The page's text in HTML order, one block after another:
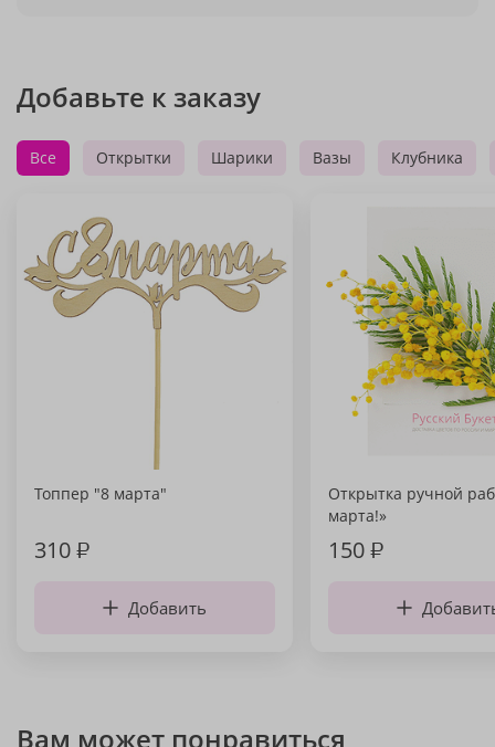
Добавьте к заказу
Все Открытки Шарики Вазы Клубника
Топпер "8 марта"
310₽
Добавить
Открытка ручной
марта!»
150₽
Вам может понравиться